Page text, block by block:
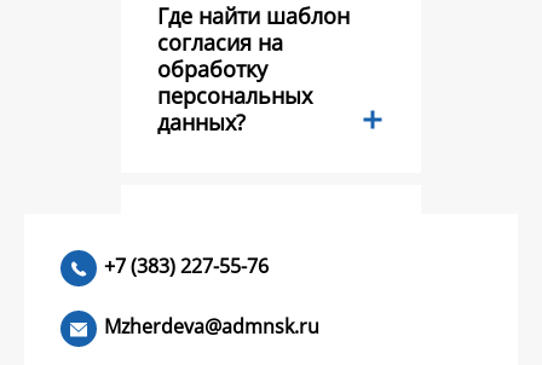
Где найти шаблон
согласия на
обработку
персональных
данных?
+7 (383) 227-55-76
Mzherdeva@admnsk.ru